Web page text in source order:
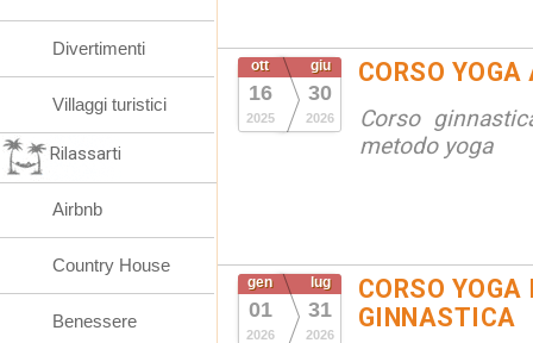
ott
16
2025
giu
30
2026
CORSO
Corso
metodo yoga
gen
01
2026
lug
31
2026
CORSO
GINNASTICA
Divertimenti
Villaggi turistici
Rilassarti
Airbnb
Country House
Benessere